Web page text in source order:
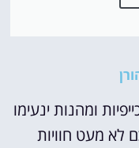
ומהנות ינעימו
לא מעט חוויות